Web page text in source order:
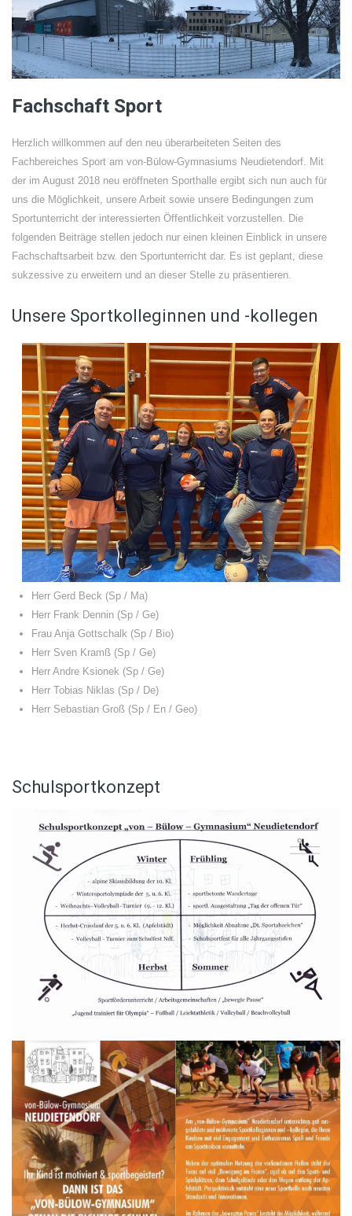
Fachschaft Sport
Herzlich willkommen auf den neu überarbeiteten Seiten des
Fachbereiches Sport am von-Bülow-Gymnasiums Neudietendorf. Mit
der im August 2018 neu eröffneten Sporthalle ergibt sich nun auch für
uns die Möglichkeit, unsere Arbeit sowie unsere Bedingungen zum
Sportunterricht der interessierten Öffentlichkeit vorzustellen. Die
folgenden Beiträge stellen jedoch nur einen kleinen Einblick in unsere
Fachschaftsarbeit bzw. den Sportunterricht dar. Es ist geplant, diese
sukzessive zu erweitern und an dieser Stelle zu präsentieren.
Unsere Sportkolleginnen und -kollegen
Herr Gerd Beck (Sp / Ma)
Herr Frank Dennin (Sp / Ge)
Frau Anja Gottschalk (Sp / Bio)
Herr Sven Kramß (Sp / Ge)
Herr Andre Ksionek (Sp / Ge)
Herr Tobias Niklas (Sp / De)
Herr Sebastian Groß (Sp / En / Geo)
Schulsportkonzept